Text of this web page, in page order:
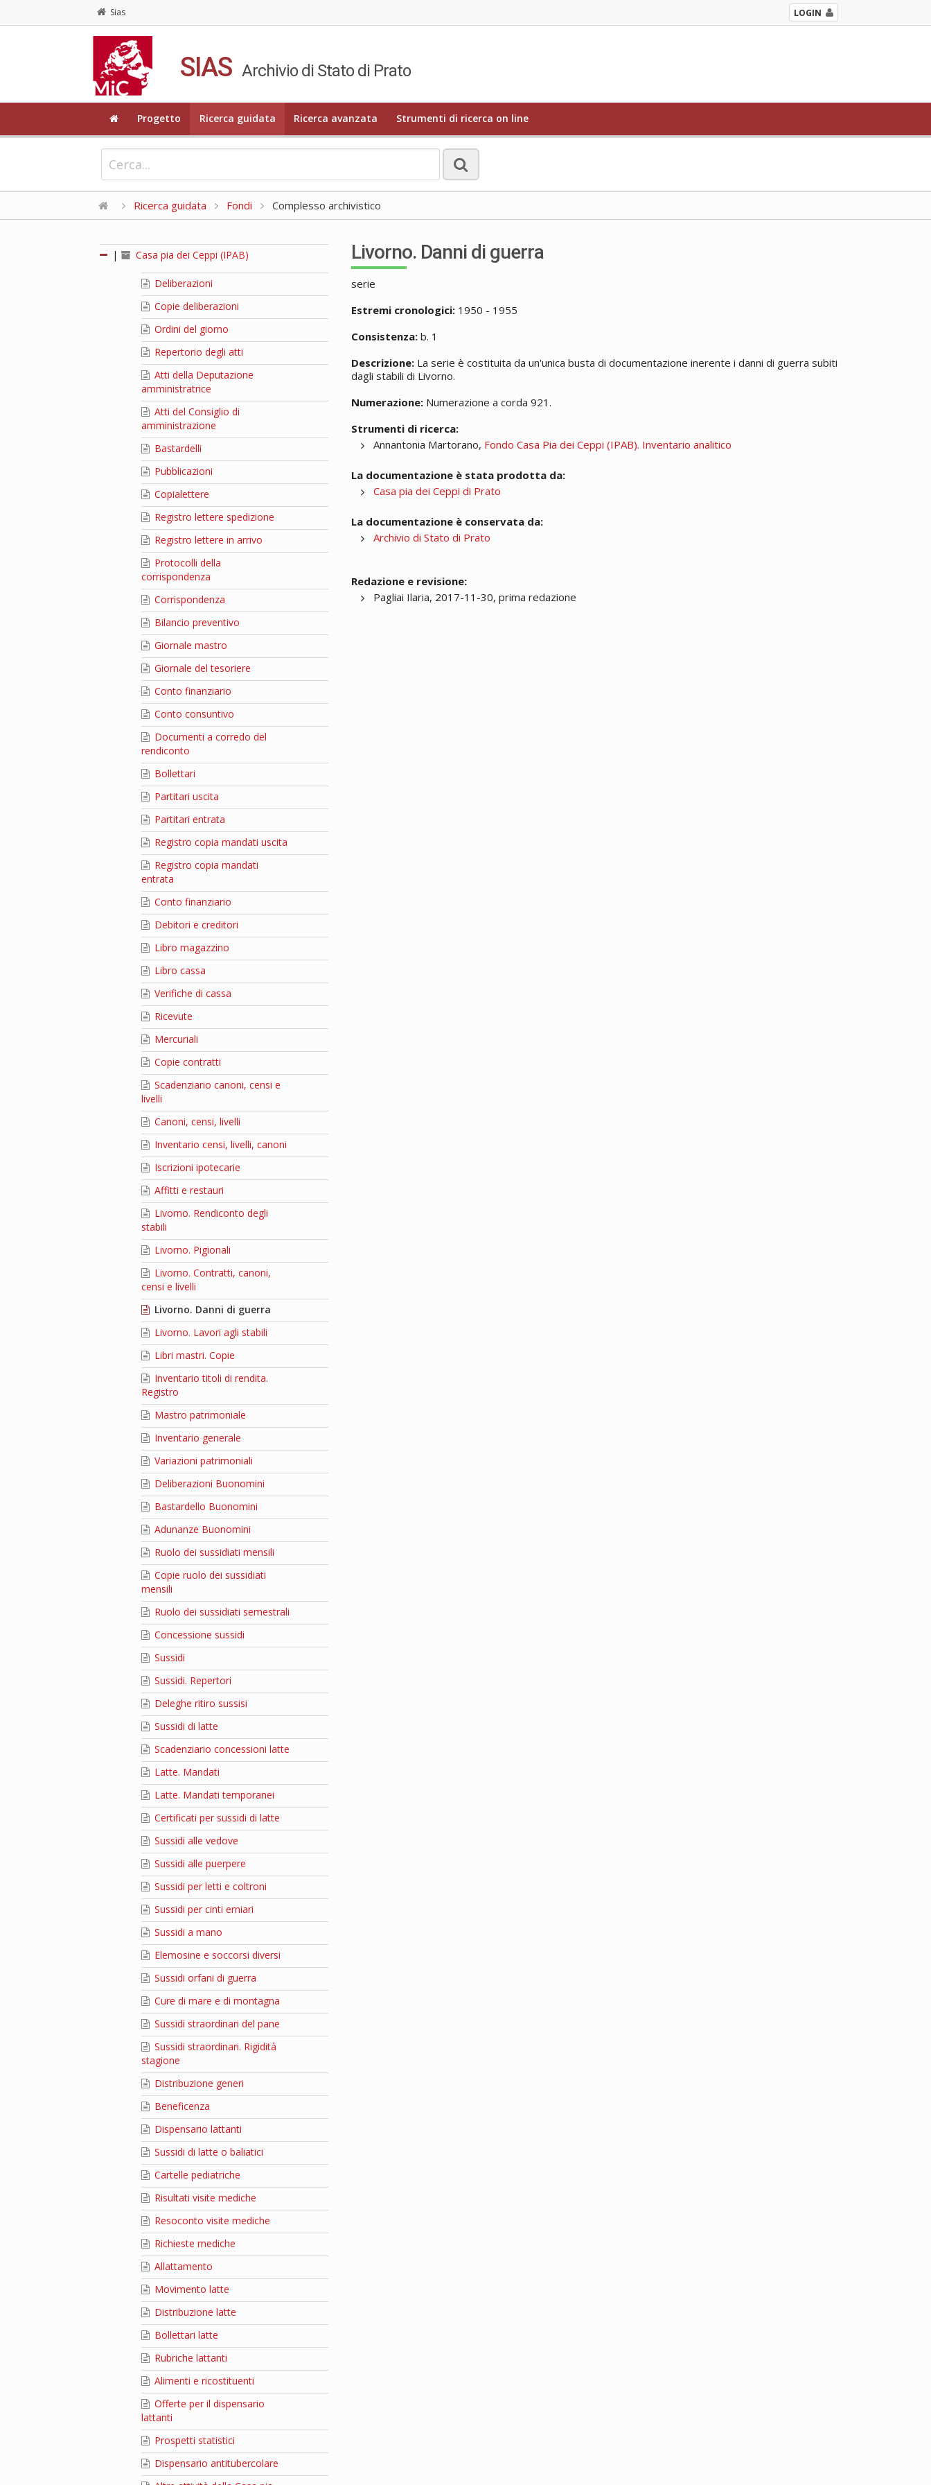
Sias LOGIN
SIAS Archivio di Stato di Prato
Progetto Ricerca guidata Ricerca avanzata Strumenti di ricerca on line
Ricerca guidata Fondi Complesso archivistico
| Casa pia dei Ceppi (IPAB)
Deliberazioni
Copie deliberazioni
Ordini del giorno
Repertorio degli atti
Atti della Deputazione
amministratrice
Atti del Consiglio di
amministrazione
Bastardelli
Pubblicazioni
Copialettere
Registro lettere spedizione
Registro lettere in arrivo
Protocolli della
corrispondenza
Corrispondenza
Bilancio preventivo
Giornale mastro
Giornale del tesoriere
Conto finanziario
Conto consuntivo
Documenti a corredo del
rendiconto
Bollettari
Partitari uscita
Partitari entrata
Registro copia mandati uscita
Registro copia mandati
entrata
Conto finanziario
Debitori e creditori
Libro magazzino
Libro cassa
Verifiche di cassa
Ricevute
Mercuriali
Copie contratti
Scadenziario canoni, censi e
livelli
Canoni, censi, livelli
Inventario censi, livelli, canoni
Iscrizioni ipotecarie
Affitti e restauri
Livorno. Rendiconto degli
stabili
Livorno. Pigionali
Livorno. Contratti, canoni,
censi e livelli
Livorno. Danni di guerra
Livorno. Lavori agli stabili
Libri mastri. Copie
Inventario titoli di rendita.
Registro
Mastro patrimoniale
Inventario generale
Variazioni patrimoniali
Deliberazioni Buonomini
Bastardello Buonomini
Adunanze Buonomini
Ruolo dei sussidiati mensili
Copie ruolo dei sussidiati
mensili
Ruolo dei sussidiati semestrali
Concessione sussidi
Sussidi
Sussidi. Repertori
Deleghe ritiro sussisi
Sussidi di latte
Scadenziario concessioni latte
Latte. Mandati
Latte. Mandati temporanei
Certificati per sussidi di latte
Sussidi alle vedove
Sussidi alle puerpere
Sussidi per letti e coltroni
Sussidi per cinti erniari
Sussidi a mano
Elemosine e soccorsi diversi
Sussidi orfani di guerra
Cure di mare e di montagna
Sussidi straordinari del pane
Sussidi straordinari. Rigidità
stagione
Distribuzione generi
Beneficenza
Dispensario lattanti
Sussidi di latte o baliatici
Cartelle pediatriche
Risultati visite mediche
Resoconto visite mediche
Richieste mediche
Allattamento
Movimento latte
Distribuzione latte
Bollettari latte
Rubriche lattanti
Alimenti e ricostituenti
Offerte per il dispensario
lattanti
Prospetti statistici
Dispensario antitubercolare
Livorno. Danni di guerra
serie
Estremi cronologici: 1950 - 1955
Consistenza: b. 1
Descrizione: La serie è costituita da un'unica busta di documentazione inerente i danni di guerra subiti
dagli stabili di Livorno.
Numerazione: Numerazione a corda 921.
Strumenti di ricerca:
Annantonia Martorano, Fondo Casa Pia dei Ceppi (IPAB). Inventario analitico
La documentazione è stata prodotta da:
Casa pia dei Ceppi di Prato
La documentazione è conservata da:
Archivio di Stato di Prato
Redazione e revisione:
Pagliai Ilaria, 2017-11-30, prima redazione